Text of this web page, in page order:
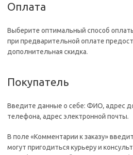
Оплата
Выберите оптимальный способ
при предварительной оплате
дополнительная скидка.
Покупатель
Введите данные о себе: ФИО, адрес
телефона, адрес электронной почты.
В поле «Комментарии к заказу»
могут пригодиться курьеру и